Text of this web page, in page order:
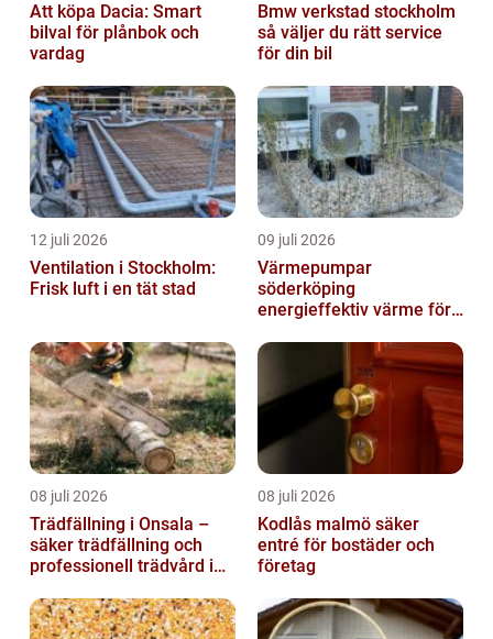
Att köpa Dacia: Smart
bilval för plånbok och
vardag
Bmw verkstad stockholm
så väljer du rätt service
för din bil
12 juli 2026
Ventilation i Stockholm:
Frisk luft i en tät stad
09 juli 2026
Värmepumpar
söderköping
energieffektiv värme för
08 juli 2026
Trädfällning i Onsala –
säker trädfällning och
professionell trädvård i
08 juli 2026
Kodlås malmö säker
entré för bostäder och
företag